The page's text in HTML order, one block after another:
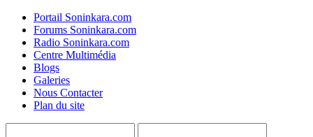
Portail Soninkara.com
Forums Soninkara.com
Radio Soninkara.com
Centre Multimédia
Blogs
Galeries
Nous Contacter
Plan du site